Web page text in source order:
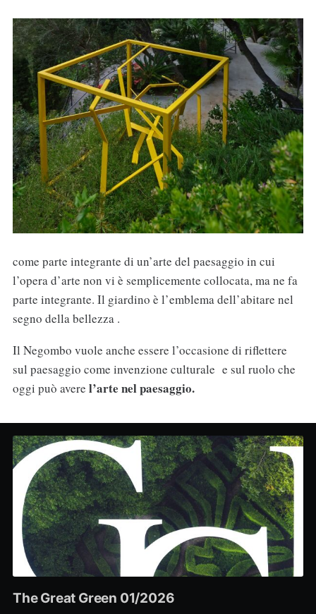
come parte integrante di un’arte del paesaggio in cui
l’opera d’arte non vi è semplicemente collocata, ma ne fa
parte integrante. Il giardino è l’emblema dell’abitare nel
segno della bellezza .
Il Negombo vuole anche essere l’occasione di riflettere
sul paesaggio come invenzione culturale e sul ruolo che
oggi può avere l’arte nel paesaggio.
The Great Green 01/2026